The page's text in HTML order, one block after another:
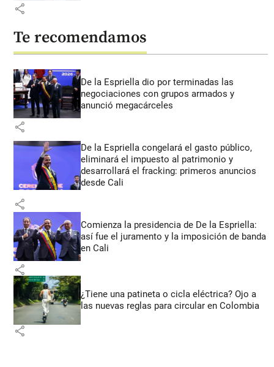
share
Te recomendamos
De la Espriella dio por terminadas las
negociaciones con grupos armados y
anunció megacárceles
share
De la Espriella congelará el gasto público,
eliminará el impuesto al patrimonio y
desarrollará el fracking: primeros anuncios
desde Cali
share
Comienza la presidencia de De la Espriella:
así fue el juramento y la imposición de banda
en Cali
share
¿Tiene una patineta o cicla eléctrica? Ojo a
las nuevas reglas para circular en Colombia
share